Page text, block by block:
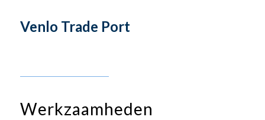
Venlo Trade Port
Werkzaamheden